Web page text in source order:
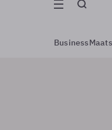
Business